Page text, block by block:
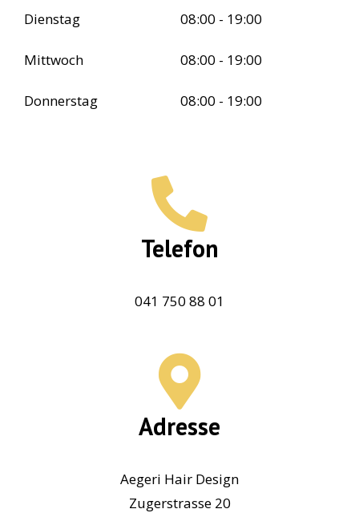
Dienstag 08:00 - 19:00
Mittwoch 08:00 - 19:00
Donnerstag 08:00 - 19:00
Telefon
041 750 88 01
Adresse
Aegeri Hair Design
Zugerstrasse 20